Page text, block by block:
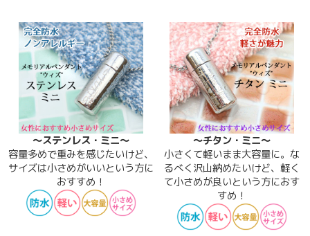
～ステンレス・ミニ～
容量多めで重みを感じたいけど、
サイズは小さめがいいという方に
おすすめ！
～チタン・ミニ～
小さくて軽いまま大容量に。な
るべく沢山納めたいけど、軽く
て小さめが良いという方におす
すめ！